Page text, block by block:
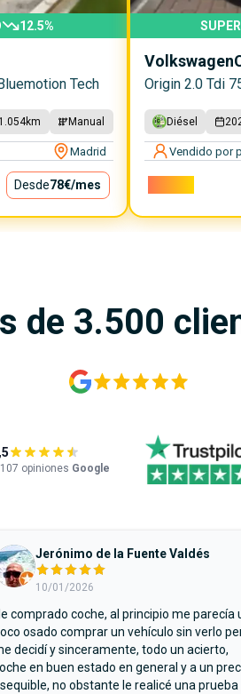
12.5%
Tech
km Manual
Madrid
Desde78€/mes
Volkswagen
Origin 2.0 Tdi
Diésel
Vendido por
de 3.500
opiniones Google
Jerónimo de la Fuente Valdés
10/01/2026
comprado coche, al principio me parecía
osado comprar un vehículo sin verlo
decidí y sinceramente, todo un acierto,
en buen estado en general y a un
no obstante le realicé una prueba